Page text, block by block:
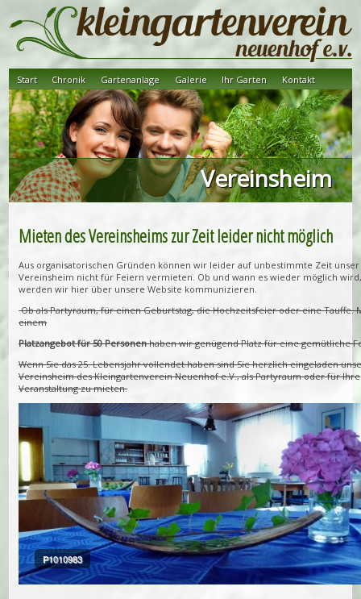
Start Chronik Gartenanlage Galerie Ihr Garten Kontakt
Vereinsheim
Mieten des Vereinsheims zur Zeit leider nicht möglich
Aus organisatorischen Gründen können wir leider auf unbestimmte Zeit unser
Vereinsheim nicht für Feiern vermieten. Ob und wann es wieder möglich
werden wir hier über unsere Website kommunizieren.
Ob als Partyraum, für einen Geburtstag, die Hochzeitsfeier oder eine Tauffe.
einem
Platzangebot für 50 Personenhaben wir genügend Platz für eine gemütliche
Wenn Sie das 25. Lebensjahr vollendet haben sind Sie herzlich eingeladen
Vereinsheim des Kleingartenverein Neuenhof e.V., als Partyraum oder für Ihre
Veranstaltung zu mieten.
P1010983